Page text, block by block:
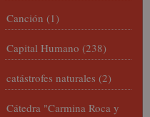
Canción (1)
Capital Humano (238)
catástrofes naturales (2)
Cátedra "Carmina Roca y